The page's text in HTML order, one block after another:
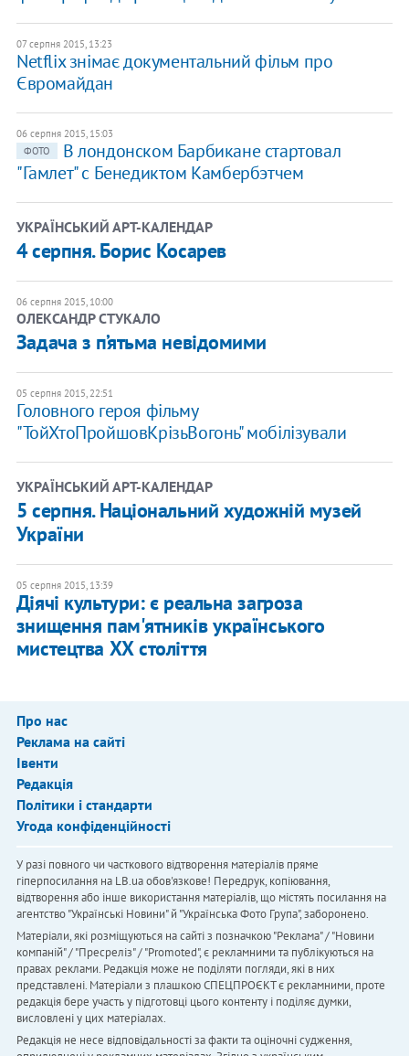
07 серпня 2015, 13:23
Netflix знімає документальний фільм про
Євромайдан
06 серпня 2015, 15:03
ФОТО
В лондонском Барбикане стартовал
"Гамлет" с Бенедиктом Камбербэтчем
УКРАЇНСЬКИЙ АРТ-КАЛЕНДАР
4 серпня. Борис Косарев
06 серпня 2015, 10:00
ОЛЕКСАНДР СТУКАЛО
Задача з п’ятьма невідомими
05 серпня 2015, 22:51
Головного героя фільму
"ТойХтоПройшовКрізьВогонь" мобілізували
УКРАЇНСЬКИЙ АРТ-КАЛЕНДАР
5 серпня. Національний художній музей
України
05 серпня 2015, 13:39
Діячі культури: є реальна загроза
знищення пам'ятників українського
мистецтва ХХ століття
Про нас
Реклама на сайті
Івенти
Редакція
Політики і стандарти
Угода конфіденційності
У разі повного чи часткового відтворення матеріалів пряме
гіперпосилання на LB.ua обов'язкове! Передрук, копіювання,
відтворення або інше використання матеріалів, що містять посилання на
агентство "Українськi Новини" й "Українська Фото Група", заборонено.
Матеріали, які розміщуються на сайті з позначкою "Реклама" / "Новини
компаній" / "Пресреліз" / "Promoted", є рекламними та публікуються на
правах реклами. Редакція може не поділяти погляди, які в них
представлені. Матеріали з плашкою СПЕЦПРОЄКТ є рекламними, проте
редакція бере участь у підготовці цього контенту і поділяє думки,
висловлені у цих матеріалах.
Редакція не несе відповідальності за факти та оціночні судження,